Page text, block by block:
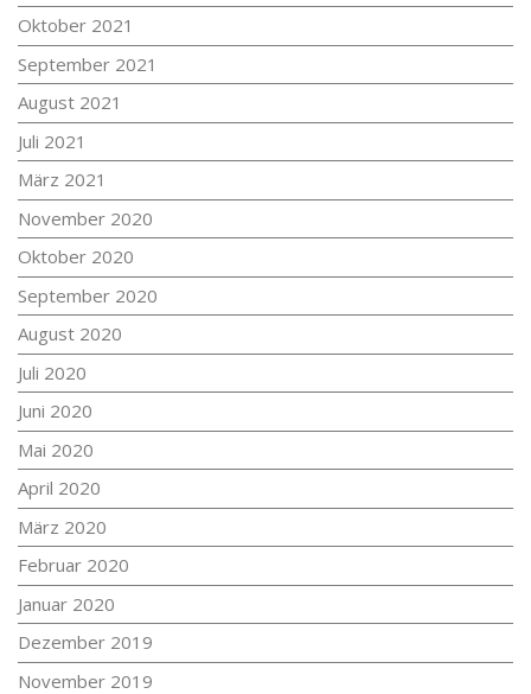
Oktober 2021
September 2021
August 2021
Juli 2021
März 2021
November 2020
Oktober 2020
September 2020
August 2020
Juli 2020
Juni 2020
Mai 2020
April 2020
März 2020
Februar 2020
Januar 2020
Dezember 2019
November 2019